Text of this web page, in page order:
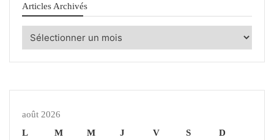
Articles Archivés
Articles
août 2026
L
M M J V S
D